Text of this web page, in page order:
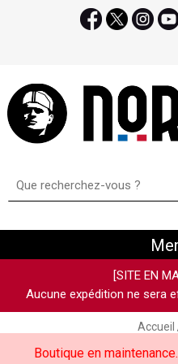
[SITE EN
Aucune expédition ne sera
Accueil
Boutique en